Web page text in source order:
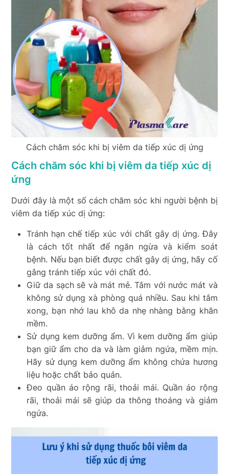
Cách chăm sóc khi bị viêm da tiếp xúc dị ứng
Cách chăm sóc khi bị viêm da tiếp xúc dị
ứng
Dưới đây là một số cách chăm sóc khi người bệnh bị
viêm da tiếp xúc dị ứng:
Tránh hạn chế tiếp xúc với chất gây dị ứng. Đây
là cách tốt nhất để ngăn ngừa và kiểm soát
bệnh. Nếu bạn biết được chất gây dị ứng, hãy cố
gắng tránh tiếp xúc với chất đó.
Giữ da sạch sẽ và mát mẻ. Tắm với nước mát và
không sử dụng xà phòng quá nhiều. Sau khi tắm
xong, bạn nhớ lau khô da nhẹ nhàng bằng khăn
mềm.
Sử dụng kem dưỡng ẩm. Vì kem dưỡng ẩm giúp
bạn giữ ẩm cho da và làm giảm ngứa, mềm mịn.
Hãy sử dụng kem dưỡng ẩm không chứa hương
liệu hoặc chất bảo quản.
Đeo quần áo rộng rãi, thoải mái. Quần áo rộng
rãi, thoải mái sẽ giúp da thông thoáng và giảm
ngứa.